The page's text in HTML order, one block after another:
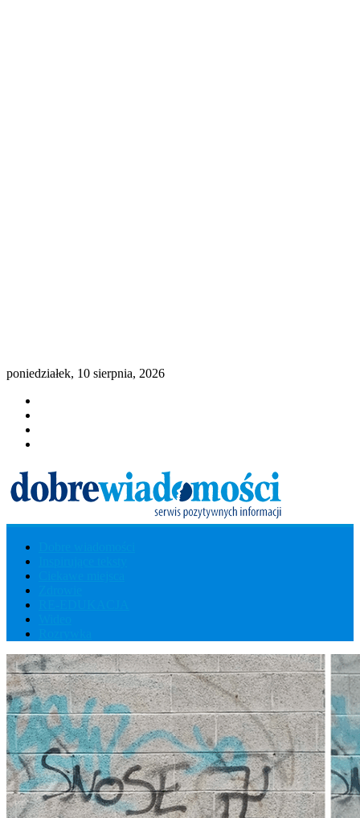
poniedziałek, 10 sierpnia, 2026
Dobre
Wiadomości
Serwis
Informacji